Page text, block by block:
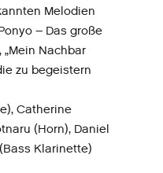
Melodien
– Das große
„Mein Nachbar
zu begeistern
Catherine
(Horn), Daniel
Klarinette)